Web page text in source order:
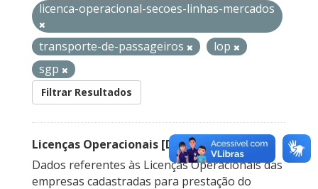
licenca-operacional-secoes-linhas-mercados
transporte-de-passageiros
lop
sgp
Filtrar Resultados
Licenças Operacionais [Descontinuado]
Dados referentes às Licenças Operacionais das
empresas cadastradas para prestação do